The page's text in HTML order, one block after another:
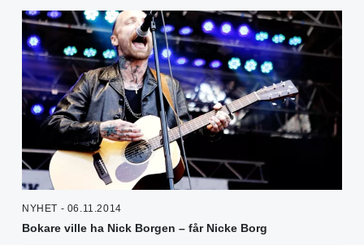
NYHET - 06.11.2014
Bokare ville ha Nick Borgen – får Nicke Borg